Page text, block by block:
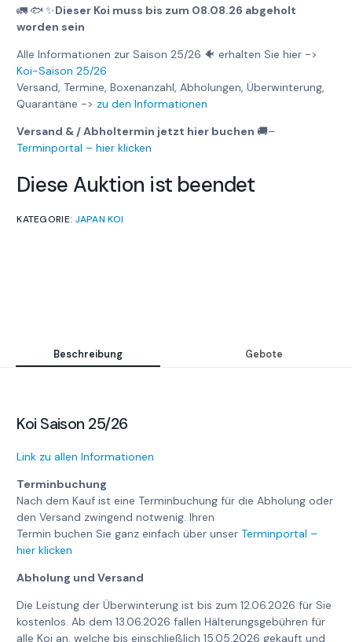
🚛🐟✨Dieser Koi muss bis zum 08.08.26 abgeholt
worden sein
Alle Informationen zur Saison 25/26 🐠 erhalten Sie hier ->
Koi-Saison 25/26
Versand, Termine, Boxenanzahl, Abholungen, Überwinterung,
Quarantäne -> zu den Informationen
Versand & / Abholtermin jetzt hier buchen 🚚–
Terminportal – hier klicken
Diese Auktion ist beendet
KATEGORIE: JAPAN KOI
Beschreibung Gebote
Koi Saison 25/26
Link zu allen Informationen
Terminbuchung
Nach dem Kauf ist eine Terminbuchung für die Abholung oder
den Versand zwingend notwenig. Ihren
Termin buchen Sie ganz einfach über unserTerminportal –
hier klicken
Abholung und Versand
Die Leistung der Überwinterung ist bis zum 12.06.2026 für Sie
kostenlos. Ab dem 13.06.2026 fallen Hälterungsgebühren für
alle Koi an, welche bis einschließlich 15.05.2026 gekauft und